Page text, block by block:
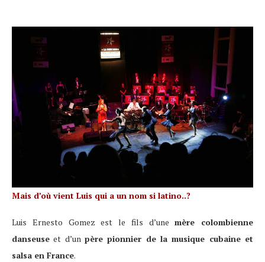
Mais d’où vient Luis qui a un nom si latino..?
Luis Ernesto Gomez est le fils d’unemère colombienne
danseuse et d’un père pionnier de la musique cubaine et
salsa en France.